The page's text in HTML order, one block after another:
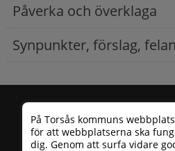
På Torsås kommuns
för att webbplatserna ska
dig. Genom att surfa vidare
Påverka och överklaga
Synpunkter, förslag,